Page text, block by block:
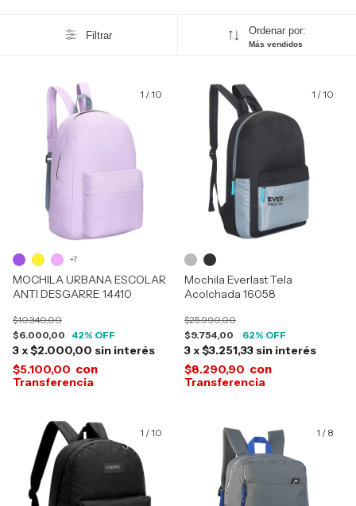
Filtrar Ordenar por:
Más vendidos
1 /10
MOCHILA URBANA ESCOLAR
ANTI DESGARRE 14410
$6.000,00
$10.340,00
42% OFF
3x$2.000,00 sin interés
$5.100,00 con
+7
1 /10
Mochila Everlast Tela
Acolchada 16058
$9.754,00
$25.990,00
62% OFF
3x$3.251,33 sin interés
$8.290,90 con
1 /10 1 / 8